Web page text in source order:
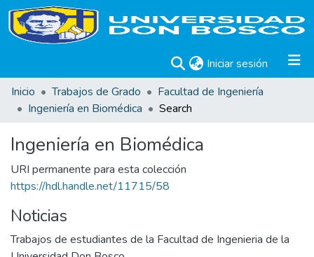
Iniciar sesión (current)
Inicio
Trabajos de Grado
Facultad de Ingeniería
Ingeniería en Biomédica
Search
Ingeniería en Biomédica
URI permanente para esta colección
https://hdl.handle.net/11715/58
Noticias
Trabajos de estudiantes de la Facultad de Ingenieria de la